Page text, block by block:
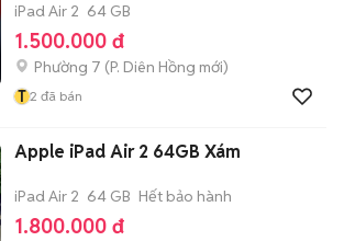
iPad Air 2 64 GB
1.500.000 đ
Phường 7 (P. Diên Hồng mới)
T 2 đã bán
Apple iPad Air 2 64GB Xám
iPad Air 2 64 GB Hết bảo hành
1.800.000 đ